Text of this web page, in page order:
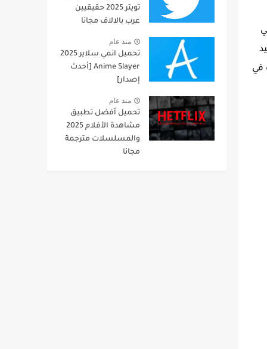
في
تويتر 2025 حقيقيين
عرب بالالاف مجانا
منذ عام
تحميل انمي سلاير 2025
Anime Slayer [أحدث
إصدار]
منذ عام
تحميل أفضل تطبيق
مشاهدة الأفلام 2025
والمسلسلات مترجمة
مجانا